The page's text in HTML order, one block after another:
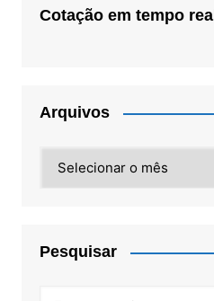
Cotação em tempo real
Arquivos
Pesquisar